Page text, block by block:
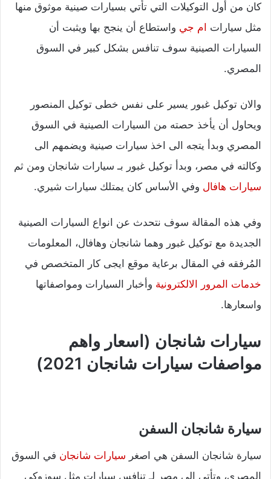
كان من أول التوكيلات التي تأتي بسيارات صينية موثوق منها
مثل سيارات ام جي واستطاع أن ينجح بها ويثبت أن
السيارات الصينية سوف تنافس بشكل كبير في السوق
المصري.
والان توكيل غبور يسير على نفس خطى توكيل المنصور
ويحاول أن يأخذ حصته من السيارات الصينية في السوق
المصري وبدأ يتجه الى اخذ سيارات صينية ويضمهم الى
وكالته في مصر، وبدأ توكيل غبور بـ سيارات شانجان ومن ثم
سيارات هافال وفي الأساس كان يمتلك سيارات شيري.
وفي هذه المقالة سوف نتحدث عن انواع السيارات الصينية
الجديدة مع توكيل غبور وهما شانجان وهافال، المعلومات
المُرفقه في المقال برعاية موقع ايجى كار المتخصص في
خدمات المرور الالكترونية وأخبار السيارات ومواصفاتها
واسعارها.
سيارات شانجان (اسعار واهم
مواصفات سيارات شانجان 2021)
سيارة شانجان السفن
سيارة شانجان السفن هي اصغر سيارات شانجان في السوق
المصري، وتأتي إلى مصر لـ تنافس سيارات مثل سوزوكي